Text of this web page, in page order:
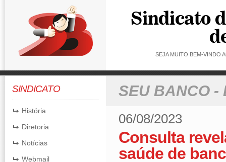
SEJA MUITO BEM-
SINDICATO
História
Diretoria
Notícias
Webmail
SEU BANCO -
06/08/2023
Consulta
saúde de